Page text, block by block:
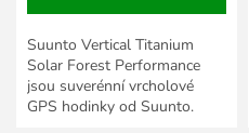
Suunto Vertical Titanium
Solar Forest Performance
jsou suverénní vrcholové
GPS hodinky od Suunto.